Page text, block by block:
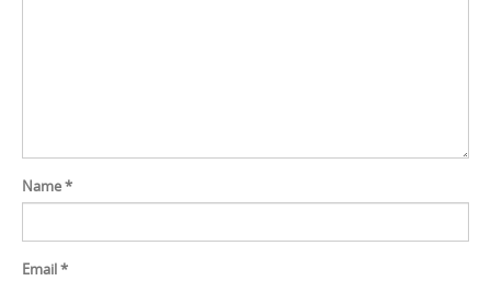
Name*
Email*